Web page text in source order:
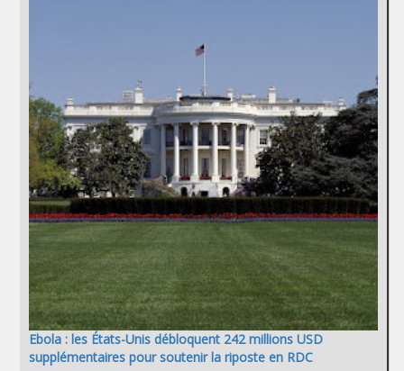
Ebola : les États-Unis débloquent 242 millions USD
supplémentaires pour soutenir la riposte en RDC